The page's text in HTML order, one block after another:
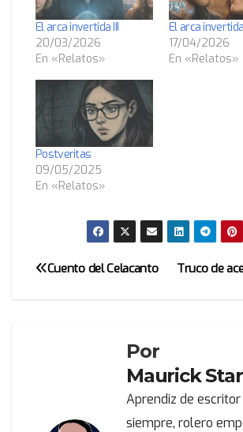
El arca invertida III
20/03/2026
En «Relatos»
El arca
17/04/2026
En «Relatos»
Postveritas
09/05/2025
En «Relatos»
Navegación
entradas
Truco de
Cuento del Celacanto
Por
Maurick
Aprendiz de escritor
siempre, rolero